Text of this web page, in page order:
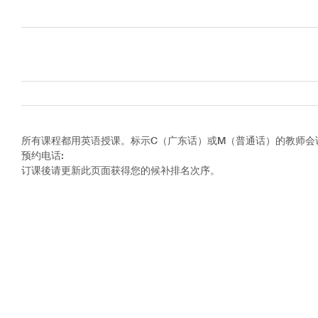
所有课程都用英语授课。标示C（广东话）或M（普通话）的教师会
预约电话:
订课後请更新此页面获得您的候补排名次序。